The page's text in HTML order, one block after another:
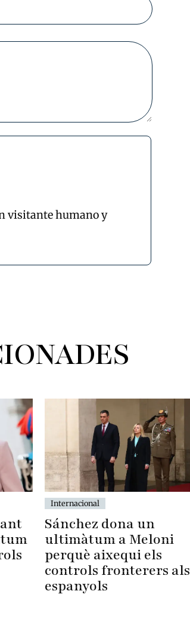
visitante humano y
Internacional
Sánchez dona un
ultimàtum a Meloni
perquè aixequi els
controls fronterers als
espanyols